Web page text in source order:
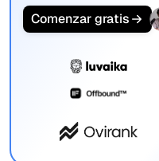
Comenzar gratis